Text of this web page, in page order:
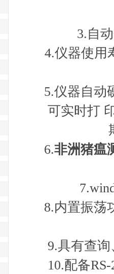
3.自
4.仪器使用
5.仪器自动
可实时打
6.非洲猪瘟
8.内置振荡
9.具有查
10.配备